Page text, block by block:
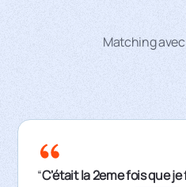
Matching
“C'était la 2eme fois que je